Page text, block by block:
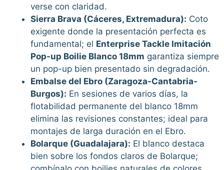
verse con claridad.
Sierra Brava (Cáceres, Extremadura): Coto
exigente donde la presentación perfecta es
fundamental; el Enterprise Tackle Imitación
Pop-up Boilie Blanco 18mm garantiza siempre
un pop-up bien presentado sin degradación.
Embalse del Ebro (Zaragoza-Cantabria-
Burgos): En sesiones de varios días, la
flotabilidad permanente del blanco 18mm
elimina las revisiones constantes; ideal para
montajes de larga duración en el Ebro.
Bolarque (Guadalajara): El blanco destaca
bien sobre los fondos claros de Bolarque;